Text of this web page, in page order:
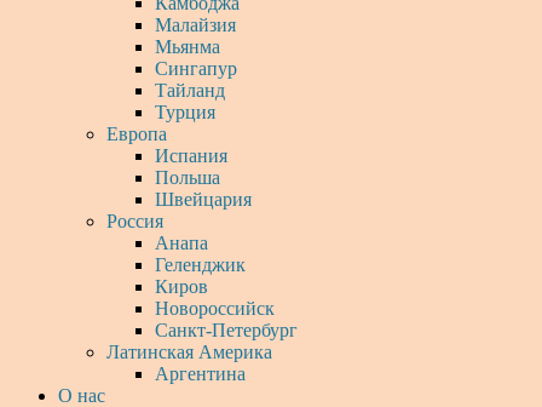
Малайзия
Мьянма
Сингапур
Тайланд
Турция
Европа
Испания
Польша
Швейцария
Россия
Анапа
Геленджик
Киров
Новороссийск
Санкт-Петербург
Латинская Америка
Аргентина
О нас